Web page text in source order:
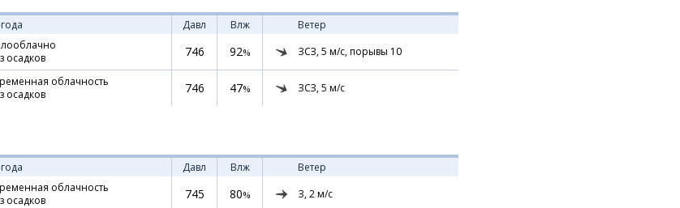
Давл Влж
Ветер
осадков
746 92% ЗСЗ, 5 м/с, порывы 10
облачность
осадков
746 47% ЗСЗ, 5 м/с
Давл Влж
Ветер
облачность
осадков
745 80% З, 2м/с